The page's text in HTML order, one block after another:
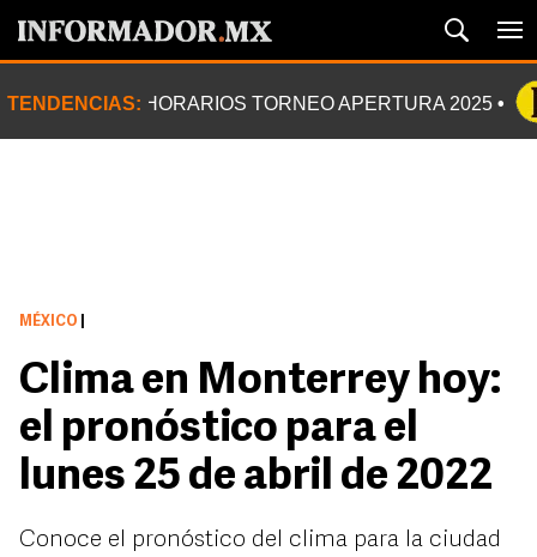
TENDENCIAS: HORARIOS TORNEO APERTURA 2025
MÉXICO
Clima en Monterrey hoy:
el pronóstico para el
lunes 25 de abril de 2022
Conoce el pronóstico del clima para la ciudad